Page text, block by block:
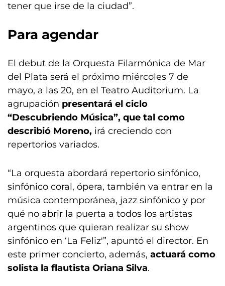
tener que irse de la ciudad”.
Para agendar
El debut de la Orquesta Filarmónica de Mar
del Plata será el próximo miércoles 7 de
mayo, a las 20, en el Teatro Auditorium. La
agrupación presentará el ciclo
“Descubriendo Música”, que tal como
describió Moreno, irá creciendo con
repertorios variados.
“La orquesta abordará repertorio sinfónico,
sinfónico coral, ópera, también va entrar en la
música contemporánea, jazz sinfónico y por
qué no abrir la puerta a todos los artistas
argentinos que quieran realizar su show
sinfónico en ‘La Feliz'”, apuntó el director. En
este primer concierto, además, actuará como
solista la flautista Oriana Silva.